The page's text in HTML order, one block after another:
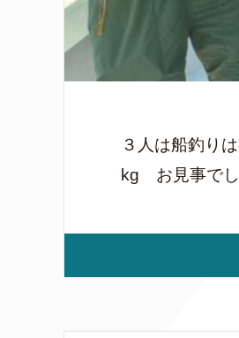
３人は船釣り
kg お見事で